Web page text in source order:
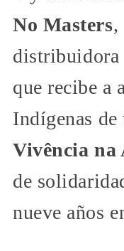
No Masters,
distribuidora
que recibe a
Indígenas
Vivência na
de
nueve años